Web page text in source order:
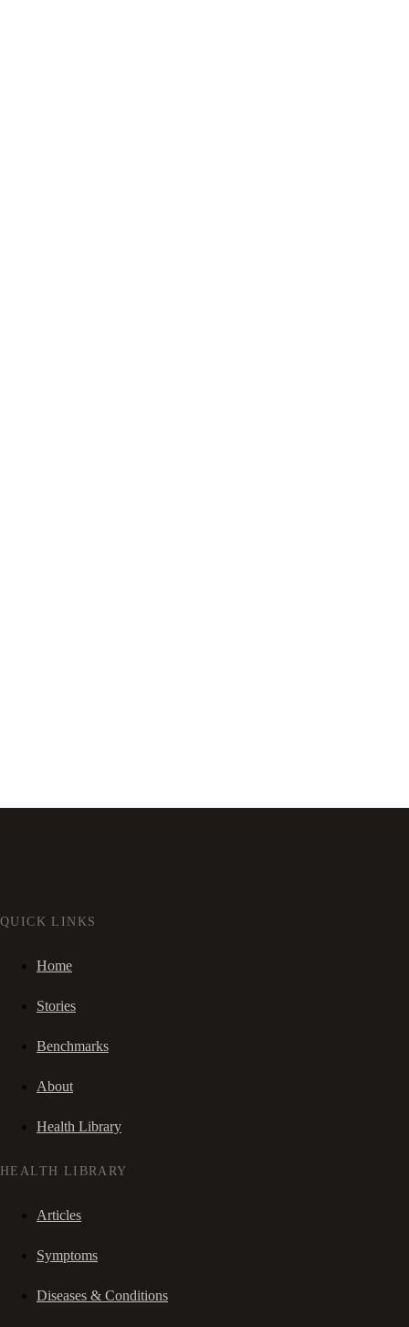
QUICK LINKS
Home
Stories
Benchmarks
About
Health Library
HEALTH LIBRARY
Articles
Symptoms
Diseases & Conditions